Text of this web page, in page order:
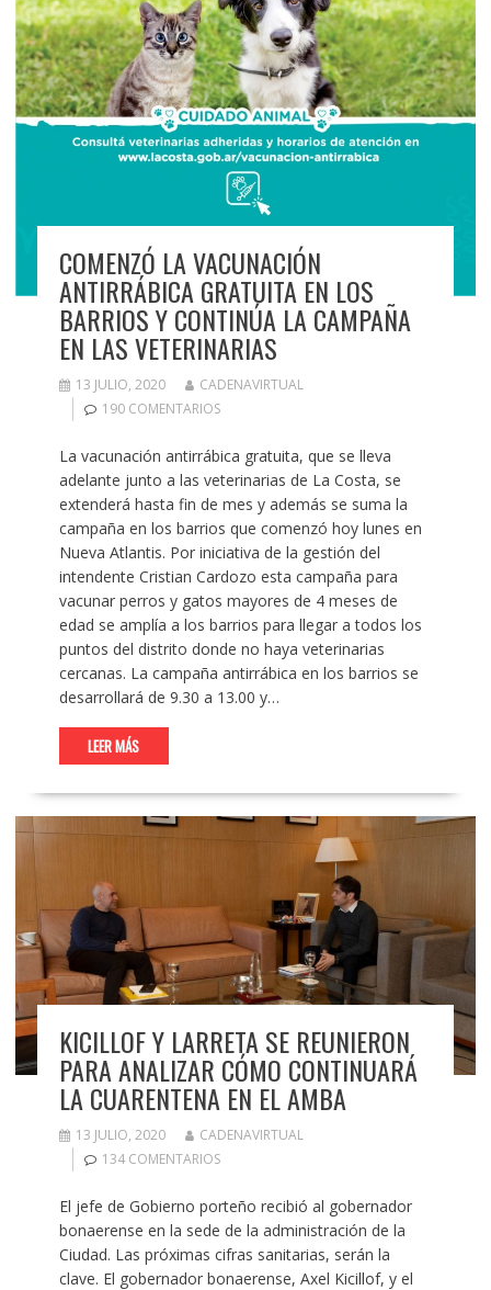
COMENZÓ LA VACUNACIÓN
ANTIRRÁBICA GRATUITA EN LOS
BARRIOS Y CONTINÚA LA CAMPAÑA
EN LAS VETERINARIAS
13 JULIO, 2020
CADENAVIRTUAL
190 COMENTARIOS
La vacunación antirrábica gratuita, que se lleva
adelante junto a las veterinarias de La Costa, se
extenderá hasta fin de mes y además se suma la
campaña en los barrios que comenzó hoy lunes en
Nueva Atlantis. Por iniciativa de la gestión del
intendente Cristian Cardozo esta campaña para
vacunar perros y gatos mayores de 4 meses de
edad se amplía a los barrios para llegar a todos los
puntos del distrito donde no haya veterinarias
cercanas. La campaña antirrábica en los barrios se
desarrollará de 9.30 a 13.00 y…
LEER MÁS
KICILLOF Y LARRETA SE REUNIERON
PARA ANALIZAR CÓMO CONTINUARÁ
LA CUARENTENA EN EL AMBA
13 JULIO, 2020
CADENAVIRTUAL
134 COMENTARIOS
El jefe de Gobierno porteño recibió al gobernador
bonaerense en la sede de la administración de la
Ciudad. Las próximas cifras sanitarias, serán la
clave. El gobernador bonaerense, Axel Kicillof, y el